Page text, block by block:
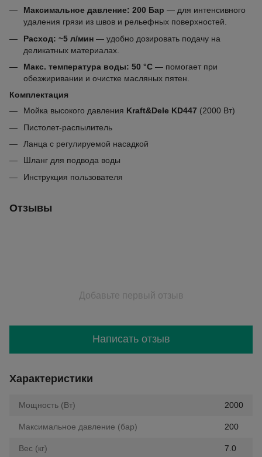
Максимальное давление: 200 Бар — для интенсивного
удаления грязи из швов и рельефных поверхностей.
Расход: ~5 л/мин — удобно дозировать подачу на
деликатных материалах.
Макс. температура воды: 50 °C — помогает при
обезжиривании и очистке масляных пятен.
Комплектация
Мойка высокого давления Kraft&Dele KD447 (2000 Вт)
Пистолет-распылитель
Ланца с регулируемой насадкой
Шланг для подвода воды
Инструкция пользователя
Отзывы
Добавьте первый отзыв
Написать отзыв
Характеристики
Мощность (Вт) 2000
Максимальное давление (бар) 200
Вес (кг) 7.0